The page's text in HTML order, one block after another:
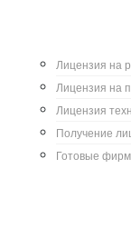
Лицензия на
Лицензия на
Лицензия
Получение
Готовые